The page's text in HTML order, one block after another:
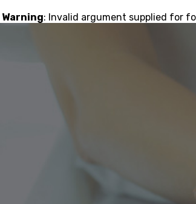
Warning: Invalid argument supplied for